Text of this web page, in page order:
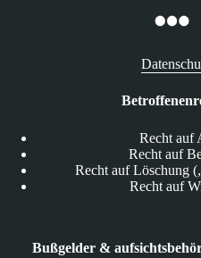
Recht auf
Recht auf
Recht auf Löschung
Recht auf
Bußgelder &